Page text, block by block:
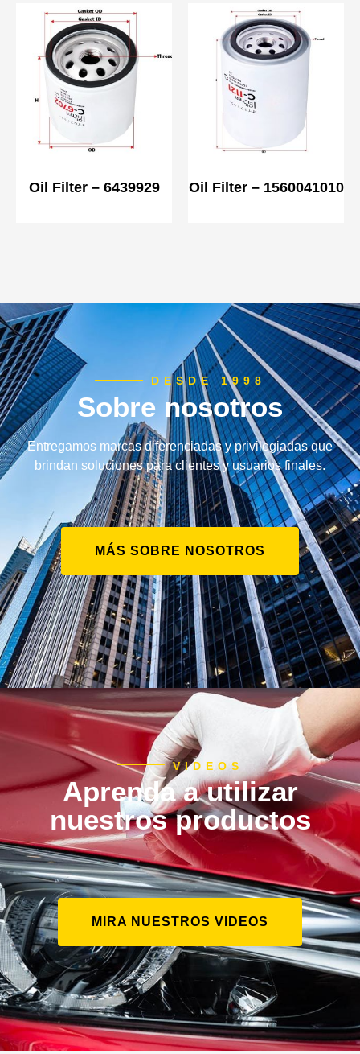
Oil Filter – 6439929 Oil Filter – 1560041010
DESDE 1998
Sobre nosotros
Entregamos marcas diferenciadas y privilegiadas que
brindan soluciones para clientes y usuarios finales.
MÁS SOBRE NOSOTROS
VIDEOS
Aprenda a utilizar
nuestros productos
MIRA NUESTROS VIDEOS